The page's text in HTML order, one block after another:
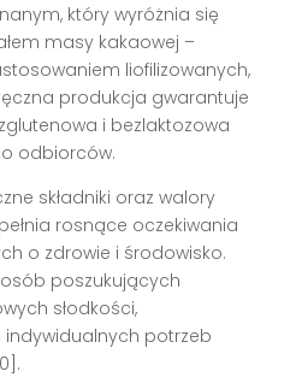
który wyróżnia się
masy kakaowej –
liofilizowanych,
produkcja gwarantuje
i bezlaktozowa
odbiorców.
składniki oraz walory
rosnące oczekiwania
o zdrowie i środowisko.
poszukujących
słodkości,
potrzeb